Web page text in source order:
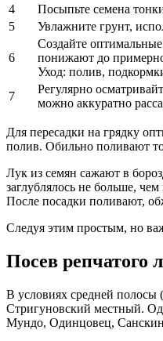
4
Посыпьте семена
5
Увлажните грунт,
6
Создайте
понижают до примерно
Уход: полив,
7
Регулярно
можно аккуратно
Для пересадки на грядку
полив. Обильно поливают
Лук из семян сажают в
заглублялось не больше,
После посадки поливают,
Следуя этим простым, но
Посев репчатого
В условиях средней
Стригуновский местный.
Мундо, Одинцовец,